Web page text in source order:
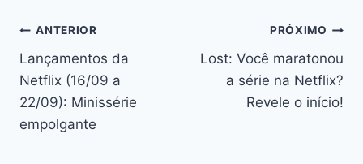
Navegação
de
Post
ANTERIOR
Lançamentos da
Netflix (16/09 a
22/09): Minissérie
empolgante
PRÓXIMO
Lost: Você maratonou
a série na Netflix?
Revele o início!